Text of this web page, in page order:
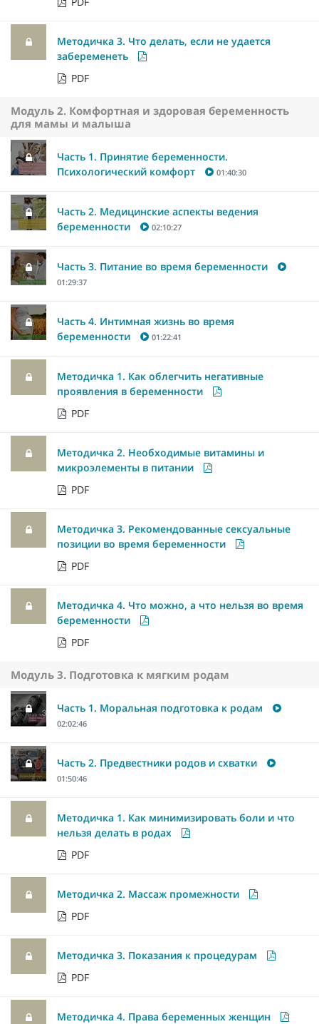
Методичка 3. Что делать, если не удается
забеременеть
PDF
Модуль 2. Комфортная и здоровая беременность
для мамы и малыша
Часть 1. Принятие беременности.
Психологический комфорт
01:40:30
Часть 2. Медицинские аспекты ведения
беременности
02:10:27
Часть 3. Питание во время беременности
01:29:37
Часть 4. Интимная жизнь во время
беременности
01:22:41
Методичка 1. Как облегчить негативные
проявления в беременности
PDF
Методичка 2. Необходимые витамины и
микроэлементы в питании
PDF
Методичка 3. Рекомендованные сексуальные
позиции во время беременности
PDF
Методичка 4. Что можно, а что нельзя во время
беременности
PDF
Модуль 3. Подготовка к мягким родам
Часть 1. Моральная подготовка к родам
02:02:46
Часть 2. Предвестники родов и схватки
01:50:46
Методичка 1. Как минимизировать боли и что
нельзя делать в родах
PDF
Методичка 2. Массаж промежности
PDF
Методичка 3. Показания к процедурам
PDF
Методичка 4. Права беременных женщин